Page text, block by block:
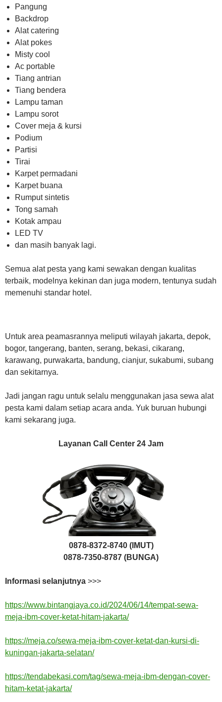
Pangung
Backdrop
Alat catering
Alat pokes
Misty cool
Ac portable
Tiang antrian
Tiang bendera
Lampu taman
Lampu sorot
Cover meja & kursi
Podium
Partisi
Tirai
Karpet permadani
Karpet buana
Rumput sintetis
Tong samah
Kotak ampau
LED TV
dan masih banyak lagi.
Semua alat pesta yang kami sewakan dengan kualitas
terbaik, modelnya kekinan dan juga modern, tentunya sudah
memenuhi standar hotel.
Untuk area peamasrannya meliputi wilayah jakarta, depok,
bogor, tangerang, banten, serang, bekasi, cikarang,
karawang, purwakarta, bandung, cianjur, sukabumi, subang
dan sekitarnya.
Jadi jangan ragu untuk selalu menggunakan jasa sewa alat
pesta kami dalam setiap acara anda. Yuk buruan hubungi
kami sekarang juga.
Layanan Call Center 24 Jam
0878-8372-8740 (IMUT)
0878-7350-8787 (BUNGA)
Informasi selanjutnya >>>
https://www.bintangjaya.co.id/2024/06/14/tempat-sewa-
meja-ibm-cover-ketat-hitam-jakarta/
https://meja.co/sewa-meja-ibm-cover-ketat-dan-kursi-di-
kuningan-jakarta-selatan/
https://tendabekasi.com/tag/sewa-meja-ibm-dengan-cover-
hitam-ketat-jakarta/